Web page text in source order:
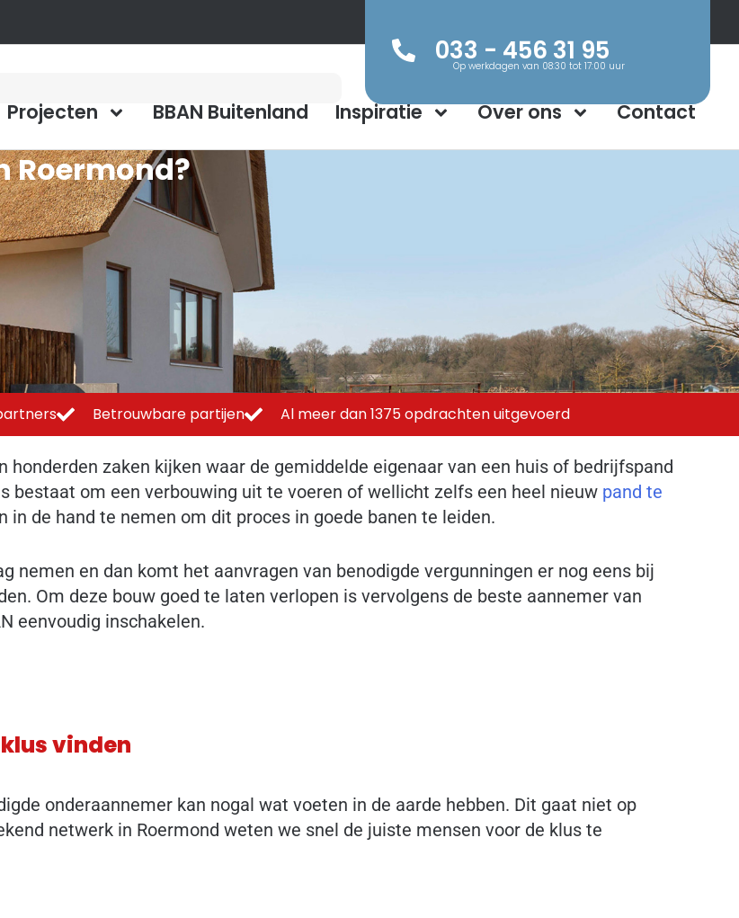
033 - 456 31 95
Op werkdagen van 08:30 tot 17:00 uur
Projecten BBAN Buitenland Inspiratie Over ons Contact
Roermond?
Betrouwbare partijen Al meer dan 1375 opdrachten uitgevoerd
zaken kijken waar de gemiddelde eigenaar van een huis of bedrijfspand
bestaat om een verbouwing uit te voeren of wellicht zelfs een heel nieuw pand te
de hand te nemen om dit proces in goede banen te leiden.
nemen en dan komt het aanvragen van benodigde vergunningen er nog eens bij
Om deze bouw goed te laten verlopen is vervolgens de beste aannemer van
eenvoudig inschakelen.
vinden
onderaannemer kan nogal wat voeten in de aarde hebben. Dit gaat niet op
netwerk in Roermond weten we snel de juiste mensen voor de klus te